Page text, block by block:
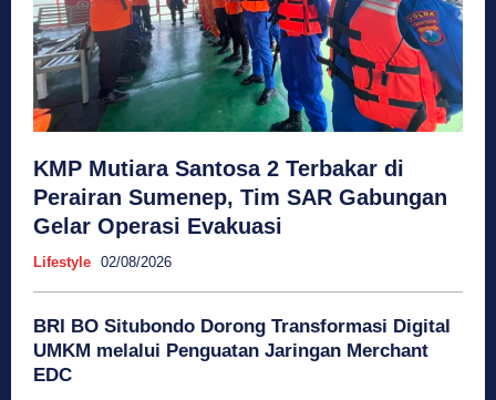
KMP Mutiara Santosa 2 Terbakar di
Perairan Sumenep, Tim SAR Gabungan
Gelar Operasi Evakuasi
Lifestyle 02/08/2026
BRI BO Situbondo Dorong Transformasi Digital
UMKM melalui Penguatan Jaringan Merchant
EDC